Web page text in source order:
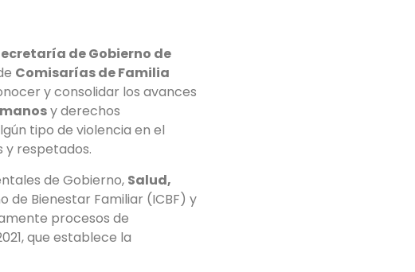
de Gobierno de
Comisarías de Familia
y consolidar los avances
y derechos
tipo de violencia en el
y respetados.
de Gobierno, Salud,
de Bienestar Familiar (ICBF) y
procesos de
que establece la